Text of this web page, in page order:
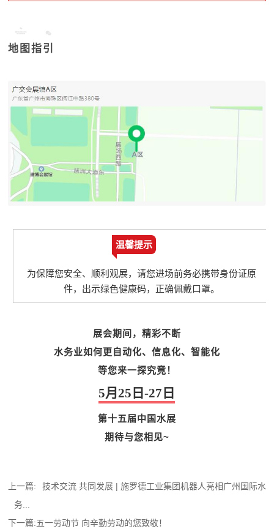
地图指引
温馨提示
为保障您安全、顺利观展，请您进场前务必携带身份证原
件，出示绿色健康码，正确佩戴口罩。
展会期间，精彩不断
水务业如何更自动化、信息化、智能化
等您来一探究竟！
5月25日-27日
第十五届中国水展
期待与您相见~
上一篇:
技术交流 共同发展 | 施罗德工业集团机器人亮相广州国际水
务...
下一篇:五一劳动节 向辛勤劳动的您致敬！